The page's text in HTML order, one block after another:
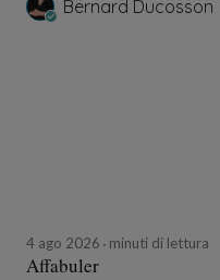
Bernard Ducosson
4 ago 2026 minuti di lettura
Affabuler